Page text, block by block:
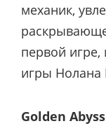
механик,
первой
игры Нолана
Golden Abyss